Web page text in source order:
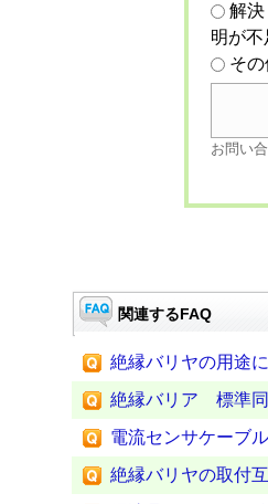
解
明が
そ
お問い
関連するFAQ
絶縁バリヤの用途
絶縁バリア 標準
電流センサケーブ
絶縁バリヤの取付